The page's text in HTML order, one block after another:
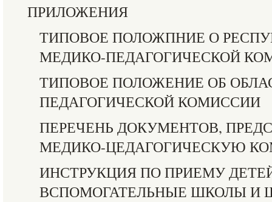
ПРИЛОЖЕНИЯ
ТИПОВОЕ ПОЛОЖПНИЕ О
МЕДИКО-ПЕДАГОГИЧЕСКОЙ
ТИПОВОЕ ПОЛОЖЕНИЕ ОБ
ПЕДАГОГИЧЕСКОЙ КОМИССИИ
ПЕРЕЧЕНЬ ДОКУМЕНТОВ,
МЕДИКО-ЦЕДАГОГИЧЕСКУЮ
ИНСТРУКЦИЯ ПО ПРИЕМУ
ВСПОМОГАТЕЛЬНЫЕ ШКОЛЫ И